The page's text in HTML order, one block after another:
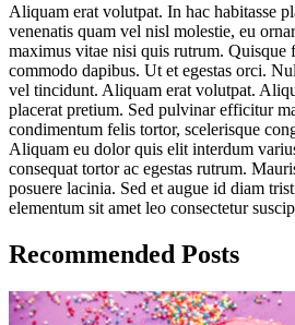
Aliquam erat volutpat. In hac habitasse
venenatis quam vel nisl molestie, eu
maximus vitae nisi quis rutrum. Quisque
commodo dapibus. Ut et egestas orci.
vel tincidunt. Aliquam erat volutpat.
placerat pretium. Sed pulvinar efficitur
condimentum felis tortor, scelerisque
Aliquam eu dolor quis elit interdum
consequat tortor ac egestas rutrum.
posuere lacinia. Sed et augue id diam
elementum sit amet leo consectetur
Recommended Posts